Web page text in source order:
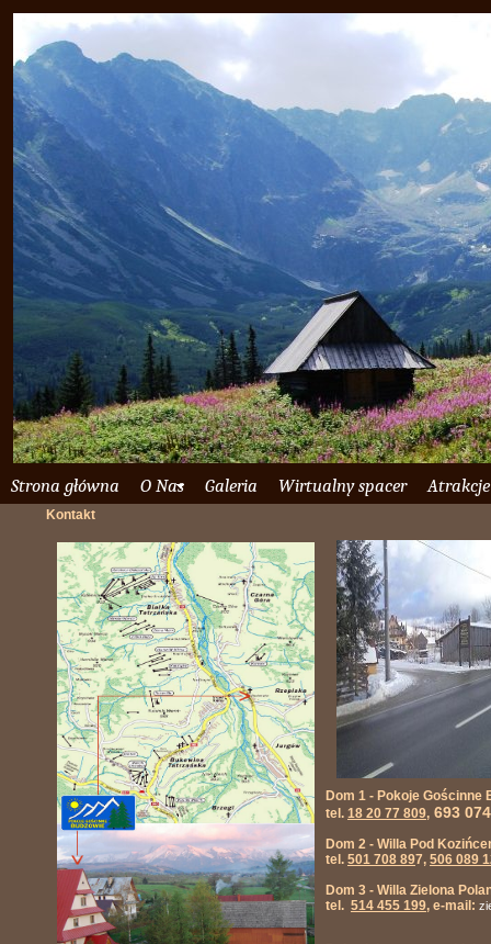
Strona główna O Nas Galeria Wirtualny spacer Atrakcje
Kontakt
Dom 1 - Pokoje Gościnne
tel. 18 20 77 809, 693
Dom 2 - Willa Pod
tel. 501 708 897, 506 089
Dom 3 - Willa Zielona
tel. 514 455 199, e-mail: